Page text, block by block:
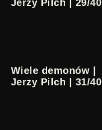
Jerzy Pilch | 29/40
Wiele demonów |
Jerzy Pilch | 31/40